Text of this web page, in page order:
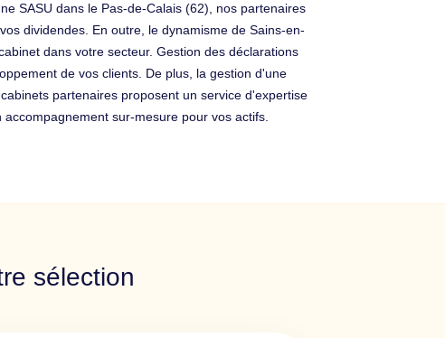
SASU dans le Pas-de-Calais (62), nos partenaires
dividendes. En outre, le dynamisme de Sains-en-
dans votre secteur. Gestion des déclarations
de vos clients. De plus, la gestion d'une
partenaires proposent un service d'expertise
sur-mesure pour vos actifs.
sélection